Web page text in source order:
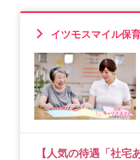
イツモスマイル保
【人気の待遇「社宅